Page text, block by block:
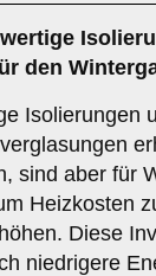
den
Isolierungen
sind aber für
Heizkosten
Diese
niedrigere